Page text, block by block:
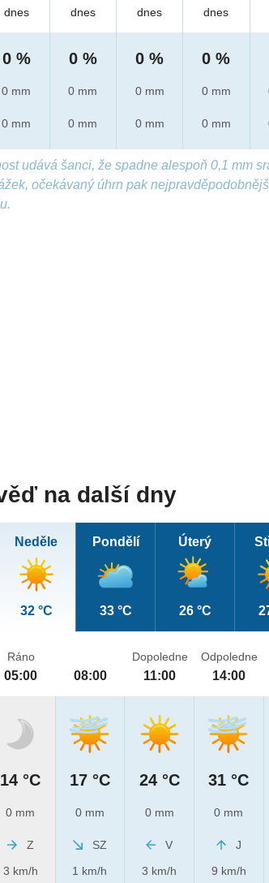
dnes
0 %
0 mm
0 mm
dnes
0 %
0 mm
0 mm
dnes
0 %
0 mm
0 mm
dnes
0 %
0 mm
0 mm
udává šanci, že spadne alespoň 0,1 mm
očekávaný úhrn pak
na další dny
Neděle
32 °C
Pondělí
33 °C
Úterý
26 °C
Ráno
05:00
14 °C
0 mm
Z
3 km/h
08:00
17 °C
0 mm
SZ
1 km/h
Dopoledne
11:00
24 °C
0 mm
V
3 km/h
Odpoledne
14:00
31 °C
0 mm
J
9 km/h